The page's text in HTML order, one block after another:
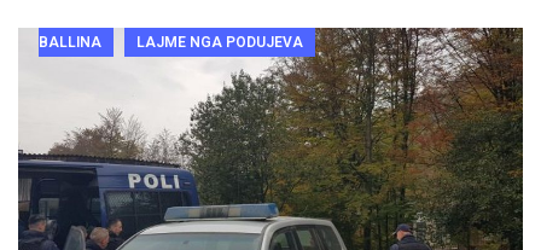
BALLINA LAJME NGA PODUJEVA